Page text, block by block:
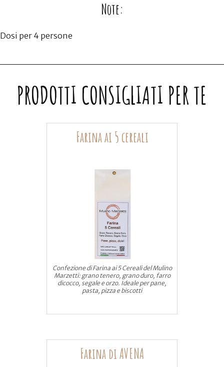
Note:
Dosi per 4 persone
PRODOTTI CONSIGLIATI PER TE
Farina ai 5 cereali
Confezione di Farina ai 5 Cereali del Mulino
Marzetti: grano tenero, grano duro, farro
dicocco, segale e orzo. Ideale per pane,
pasta, pizza e biscotti
Farina di AVENA